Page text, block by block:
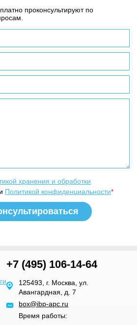
проконсультируют по
хранения и обработки
и Политикой конфиденциальности*
+7 (495) 106-14-64
125493, г. Москва, ул.
Авангардная, д. 7
box@ibp-apc.ru
Время работы: